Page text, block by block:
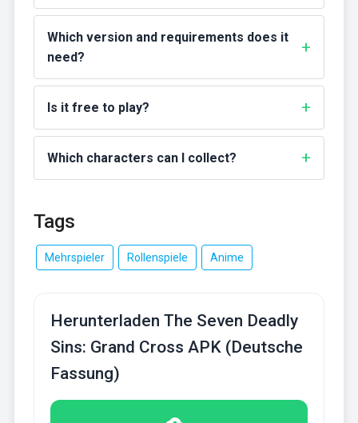
Which version and requirements does it
need?
Is it free to play?
Which characters can I collect?
Tags
Mehrspieler Rollenspiele Anime
Herunterladen The Seven Deadly
Sins: Grand Cross APK (Deutsche
Fassung)